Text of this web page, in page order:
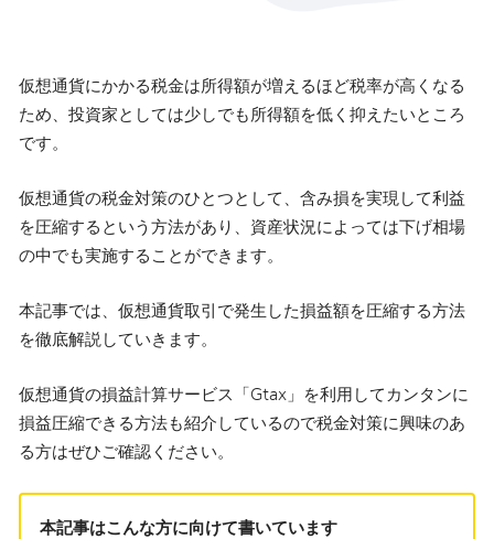
仮想通貨にかかる税金は所得額が増えるほど税率が高くなる
ため、投資家としては少しでも所得額を低く抑えたいところ
です。
仮想通貨の税金対策のひとつとして、含み損を実現して利益
を圧縮するという方法があり、資産状況によっては下げ相場
の中でも実施することができます。
本記事では、仮想通貨取引で発生した損益額を圧縮する方法
を徹底解説していきます。
仮想通貨の損益計算サービス「Gtax」を利用してカンタンに
損益圧縮できる方法も紹介しているので税金対策に興味のあ
る方はぜひご確認ください。
本記事はこんな方に向けて書いています